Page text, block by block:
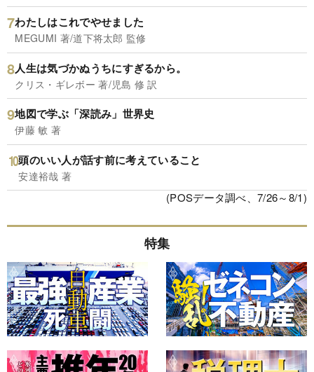
わたしはこれでやせました
MEGUMI 著/道下将太郎 監修
人生は気づかぬうちにすぎるから。
クリス・ギレボー 著/児島 修 訳
地図で学ぶ「深読み」世界史
伊藤 敏 著
頭のいい人が話す前に考えていること
安達裕哉 著
(POSデータ調べ、7/26～8/1)
特集